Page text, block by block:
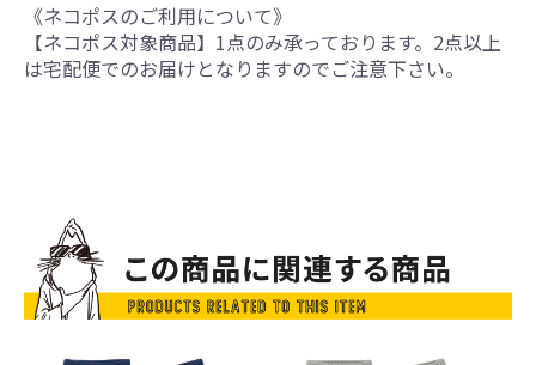
《ネコポスのご利用について》
【ネコポス対象商品】1点のみ承っております。2点以上
は宅配便でのお届けとなりますのでご注意下さい。